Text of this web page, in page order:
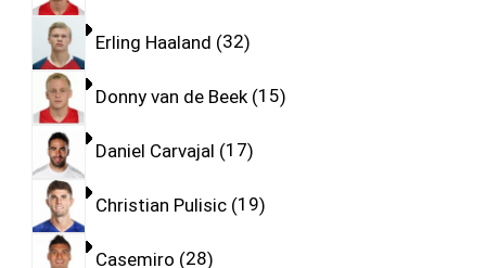
Erling Haaland 32
Donny van de Beek 15
Daniel Carvajal 17
Christian Pulisic 19
Casemiro 28